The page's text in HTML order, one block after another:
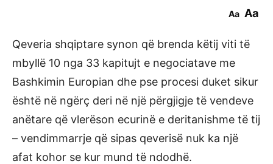
Aa Aa
Qeveria shqiptare synon që brenda këtij viti të
mbyllë 10 nga 33 kapitujt e negociatave me
Bashkimin Europian dhe pse procesi duket sikur
është në ngërç deri në një përgjigje të vendeve
anëtare që vlerëson ecurinë e deritanishme të tij
– vendimmarrje që sipas qeverisë nuk ka një
afat kohor se kur mund të ndodhë.